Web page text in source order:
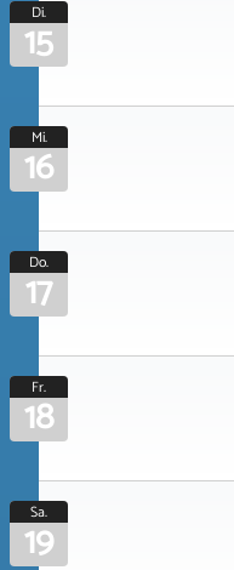
Di.
15
Mi.
16
Do.
17
Fr.
18
Sa.
19